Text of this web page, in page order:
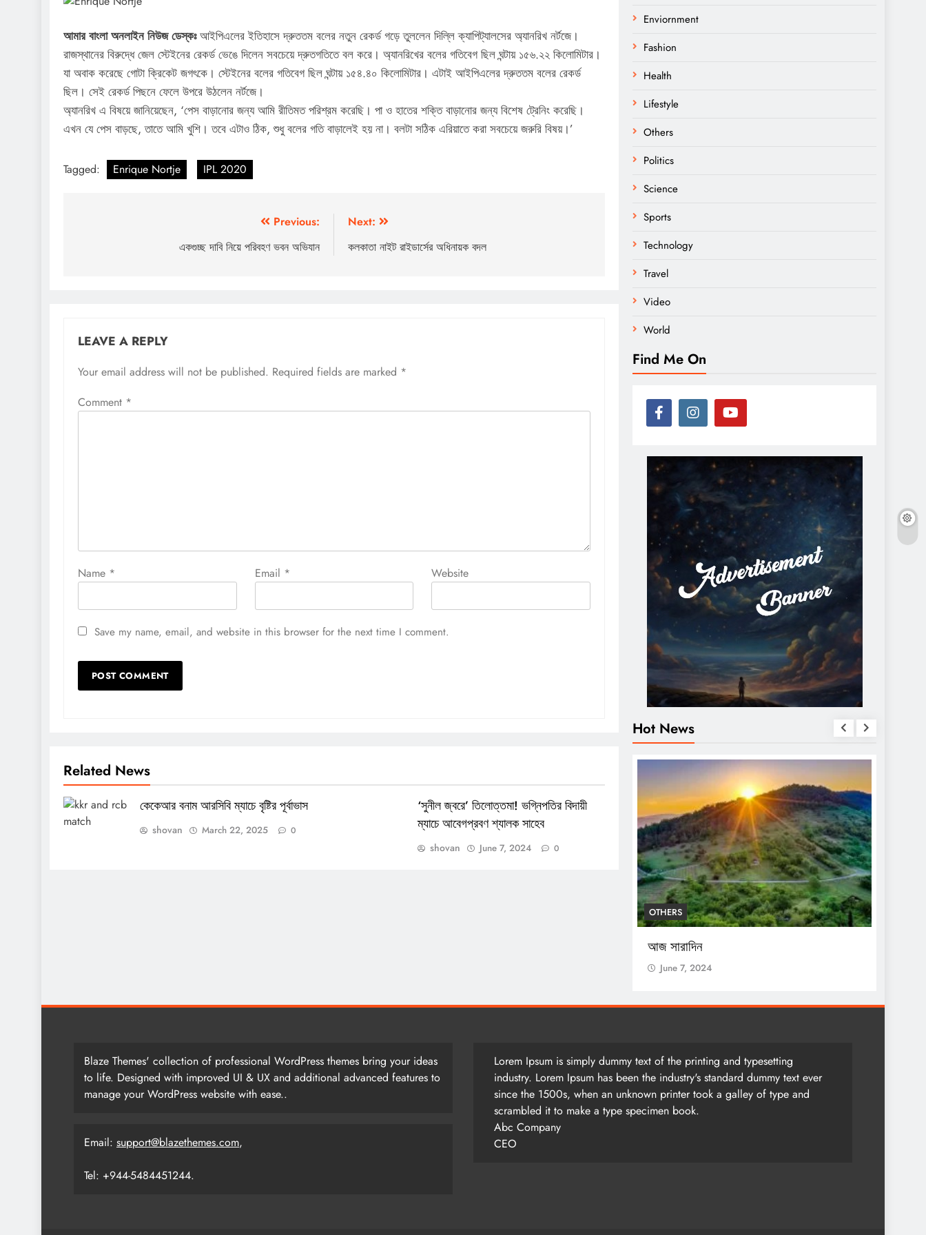
আমার বাংলা অনলাইন নিউজ ডেস্কঃআইপিএলের ইতিহাসে দ্রুততম বলের নতুন রেকর্ড গড়ে তুললেন দিল্লি ক্যাপিট্যালসের অ্যানরিখ নর্টজে।
রাজস্থানের বিরুদ্ধে জেল স্টেইনের রেকর্ড ভেঙে দিলেন সবচেয়ে দ্রুতগতিতে বল করে। অ্যানরিখের বলের গতিবেগ ছিল ঘন্টায় ১৫৬.২২ কিলোমিটার।
যা অবাক করেছে গোটা ক্রিকেট জগৎকে। স্টেইনের বলের গতিবেগ ছিল ঘন্টায় ১৫৪.৪০ কিলোমিটার। এটাই আইপিএলের দ্রুততম বলের রেকর্ড
ছিল। সেই রেকর্ড পিছনে ফেলে উপরে উঠলেন নর্টজে।
অ্যানরিখ এ বিষয়ে জানিয়েছেন, ‘পেস বাড়ানোর জন্য আমি রীতিমত পরিশ্রম করেছি। পা ও হাতের শক্তি বাড়ানোর জন্য বিশেষ ট্রেনিং করেছি।
এখন যে পেস বাড়ছে, তাতে আমি খুশি। তবে এটাও ঠিক, শুধু বলের গতি বাড়ালেই হয় না। বলটা সঠিক এরিয়াতে করা সবচেয়ে জরুরি বিষয়।’
Tagged: Enrique Nortje IPL 2020
Previous:
একগুচ্ছ দাবি নিয়ে পরিবহণ ভবন অভিযান
Next:
কলকাতা নাইট রাইডার্সের অধিনায়ক বদল
LEAVE A REPLY
Your email address will not be published. Required fields are marked *
Comment *
Name * Email * Website
Save my name, email, and website in this browser for the next time I comment.
Related News
কেকেআর বনাম আরসিবি ম্যাচে বৃষ্টির পূর্বাভাস
shovan March 22, 2025 0
‘সুনীল জ্বরে’ তিলোত্তমা! ভগ্নিপতির বিদায়ী
ম্যাচে আবেগপ্রবণ শ্যালক সাহেব
shovan June 7, 2024 0
Enviornment
Fashion
Health
Lifestyle
Others
Politics
Science
Sports
Technology
Travel
Video
World
Find Me On
Hot News
OTHERS
আজ সারাদিন
June 7, 2024
Blaze Themes' collection of professional WordPress themes bring your ideas
to life. Designed with improved UI & UX and additional advanced features to
manage your WordPress website with ease..
Email: support@blazethemes.com,
Tel: +944-5484451244.
Lorem Ipsum is simply dummy text of the printing and typesetting
industry. Lorem Ipsum has been the industry's standard dummy text ever
since the 1500s, when an unknown printer took a galley of type and
scrambled it to make a type specimen book.
Abc Company
CEO